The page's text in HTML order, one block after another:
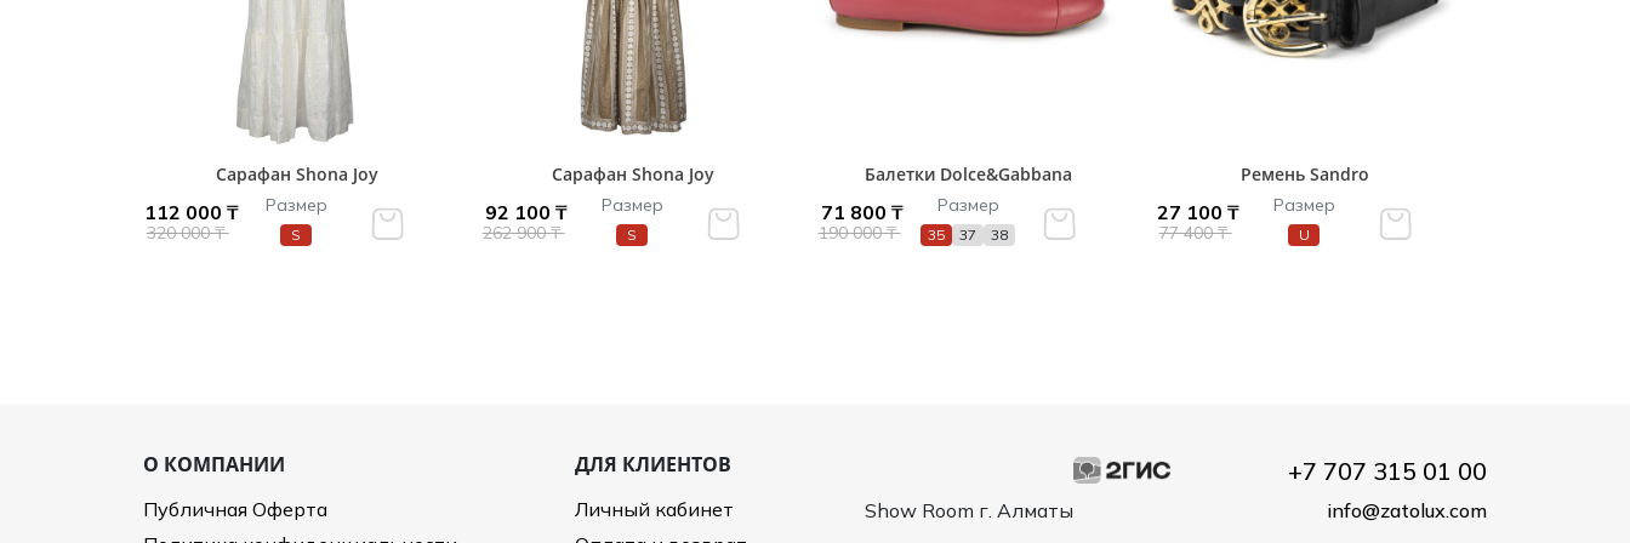
Сарафан Shona Joy
112 000 ₸
320 000 ₸
Размер
S
Сарафан Shona Joy
92 100 ₸
262 900 ₸
Размер
S
Балетки Dolce&Gabbana
71 800 ₸
190 000 ₸
Размер
35 37 38
Ремень Sandro
27 100 ₸
77 400 ₸
Размер
U
О КОМПАНИИ
Публичная Оферта
ДЛЯ КЛИЕНТОВ
Личный кабинет
Show Room г. Алматы
+7 707 315 01 00
info@zatolux.com